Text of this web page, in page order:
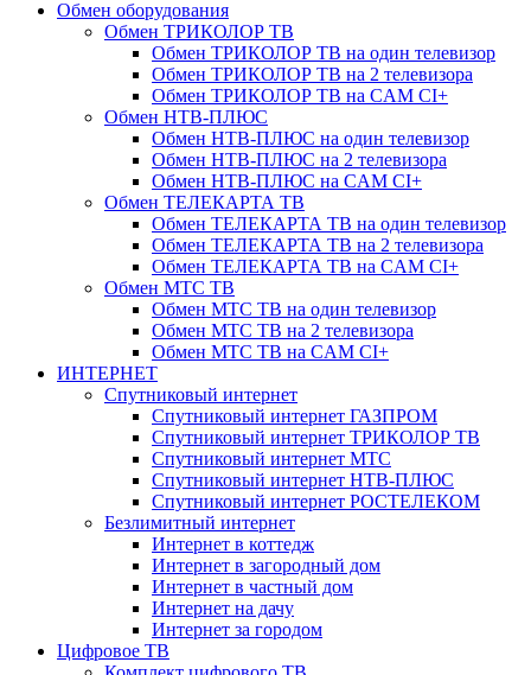
Обмен оборудования
Обмен ТРИКОЛОР ТВ
Обмен ТРИКОЛОР ТВ на один телевизор
Обмен ТРИКОЛОР ТВ на 2 телевизора
Обмен ТРИКОЛОР ТВ на CAM CI+
Обмен НТВ-ПЛЮС
Обмен НТВ-ПЛЮС на один телевизор
Обмен НТВ-ПЛЮС на 2 телевизора
Обмен НТВ-ПЛЮС на CAM CI+
Обмен ТЕЛЕКАРТА ТВ
Обмен ТЕЛЕКАРТА ТВ на один телевизор
Обмен ТЕЛЕКАРТА ТВ на 2 телевизора
Обмен ТЕЛЕКАРТА ТВ на CAM CI+
Обмен МТС ТВ
Обмен МТС ТВ на один телевизор
Обмен МТС ТВ на 2 телевизора
Обмен МТС ТВ на CAM CI+
ИНТЕРНЕТ
Спутниковый интернет
Спутниковый интернет ГАЗПРОМ
Спутниковый интернет ТРИКОЛОР ТВ
Спутниковый интернет МТС
Спутниковый интернет НТВ-ПЛЮС
Спутниковый интернет РОСТЕЛЕКОМ
Безлимитный интернет
Интернет в коттедж
Интернет в загородный дом
Интернет в частный дом
Интернет на дачу
Интернет за городом
Цифровое ТВ